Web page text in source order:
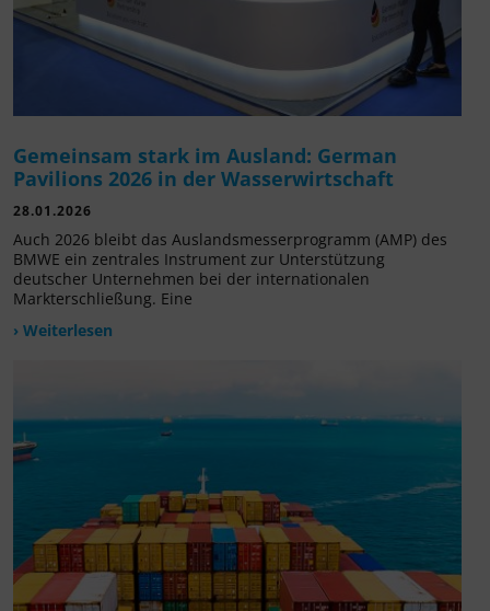
Gemeinsam stark im Ausland: German
Pavilions 2026 in der Wasserwirtschaft
28.01.2026
Auch 2026 bleibt das Auslandsmesserprogramm (AMP) des
BMWE ein zentrales Instrument zur Unterstützung
deutscher Unternehmen bei der internationalen
Markterschließung. Eine
› Weiterlesen